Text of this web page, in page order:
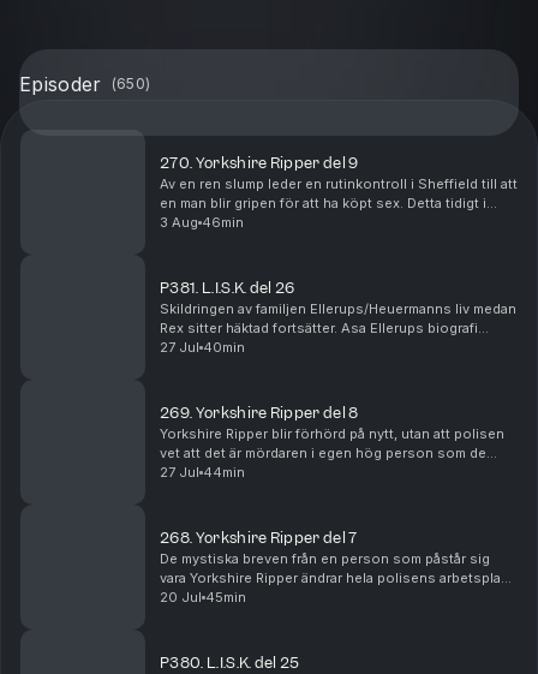
Episoder (650)
270. Yorkshire Ripper del 9
Av en ren slump leder en rutinkontroll i Sheffield till att
en man blir gripen för att ha köpt sex. Detta tidigt i
januari, 1981. Det visar sig dock att omständigheterna
3 Aug 46min
P381. L.I.S.K. del 26
Skildringen av familjen Ellerups/Heuermanns liv medan
Rex sitter häktad fortsätter. Asa Ellerups biografi
broderas ut, och familjen får dessutom besök av
27 Jul 40min
269. Yorkshire Ripper del 8
Yorkshire Ripper blir förhörd på nytt, utan att polisen
vet att det är mördaren i egen hög person som de
pratar med. Utredningens interna byråkrati försvagar
27 Jul 44min
268. Yorkshire Ripper del 7
De mystiska breven från en person som påstår sig
vara Yorkshire Ripper ändrar hela polisens arbetsplan.
Utredningens koncentration läggs nu på staden
20 Jul 45min
P380. L.I.S.K. del 25